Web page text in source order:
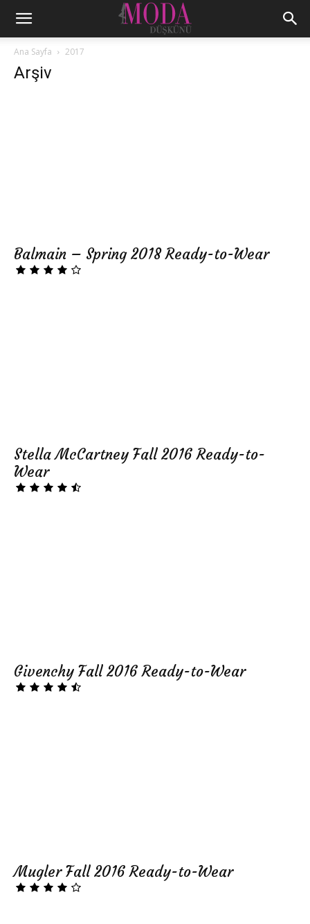
Ana Sayfa 2017
Arşiv
Balmain – Spring 2018 Ready-to-Wear
Stella McCartney Fall 2016 Ready-to-
Wear
Givenchy Fall 2016 Ready-to-Wear
Mugler Fall 2016 Ready-to-Wear